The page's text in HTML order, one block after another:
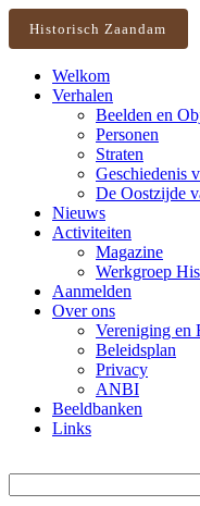
Historisch Zaandam
Welkom
Verhalen
Beelden en
Personen
Straten
Geschiedenis
De Oostzijde
Nieuws
Activiteiten
Magazine
Werkgroep
Aanmelden
Over ons
Vereniging en
Beleidsplan
Privacy
ANBI
Beeldbanken
Links